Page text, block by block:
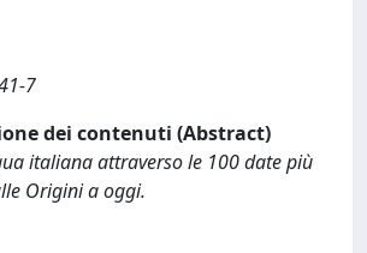
7
dei contenuti (Abstract)
italiana attraverso le 100 date più
Origini a oggi.